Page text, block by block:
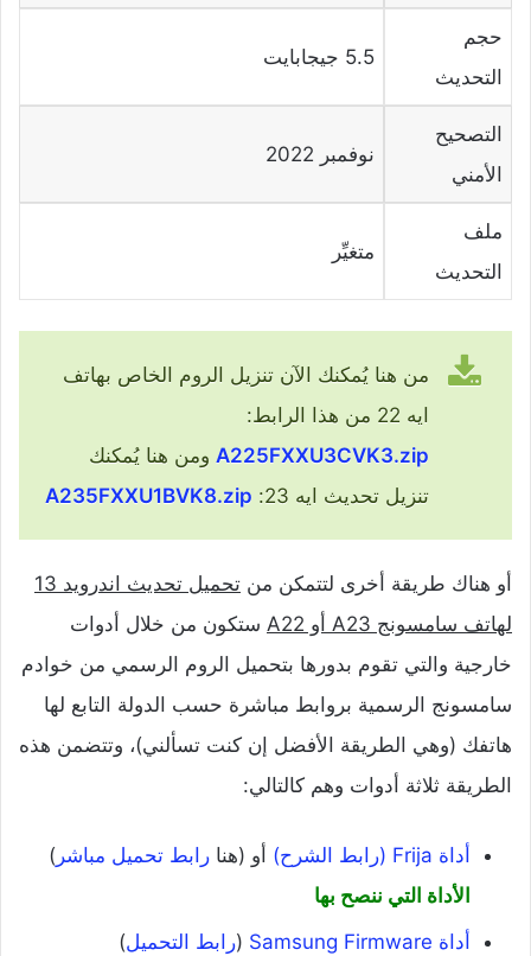
حجم
التحديث
5.5 جيجابايت
التصحيح
الأمني
نوفمبر 2022
ملف
التحديث
متغيِّر
من هنا يُمكنك الآن تنزيل الروم الخاص بهاتف
ايه 22 من هذا الرابط:
A225FXXU3CVK3.zip ومن هنا يُمكنك
تنزيل تحديث ايه 23:
A235FXXU1BVK8.zip
أو هناك طريقة أخرى لتتمكن من
تحميل تحديث اندرويد 13
لهاتف سامسونج A23 أو A22
ستكون من خلال أدوات
خارجية والتي تقوم بدورها بتحميل الروم الرسمي من خوادم
سامسونج الرسمية بروابط مباشرة حسب الدولة التابع لها
هاتفك (وهي الطريقة الأفضل إن كنت تسألني)، وتتضمن هذه
الطريقة ثلاثة أدوات وهم كالتالي:
أداة Frija (رابط الشرح) أو (هنا رابط تحميل مباشر )
الأداة التي ننصح بها
أداة Samsung Firmware
(رابط التحميل)